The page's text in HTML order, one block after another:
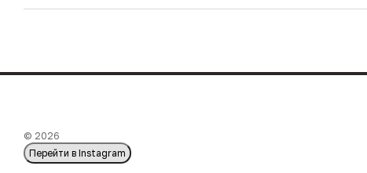
© 2026
Перейти в Instagram